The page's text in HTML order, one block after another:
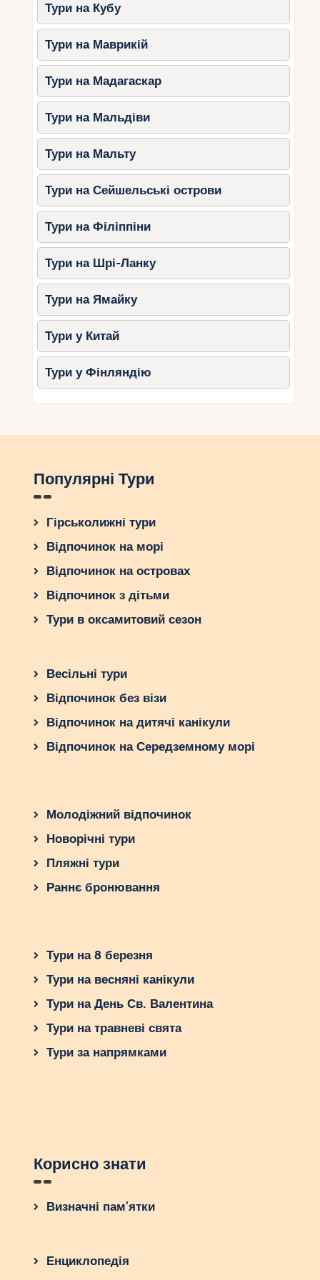
спортивними досягненнями, а й познайомитись
із багатою культурою та традиціями фінського
народу. Відкрийте собі принадність фінських
гірськолижних курортів і знайдете нові
враження!
Тури на Кубу
Тури на Маврикій
Тури на Мадагаскар
Тури на Мальдіви
Тури на Мальту
Тури на Сейшельські острови
Тури на Філіппіни
Тури на Шрі-Ланку
Тури на Ямайку
Тури у Китай
Тури у Фінляндію
Популярні Тури
Гірськолижні тури
Відпочинок на морі
Відпочинок на островах
Відпочинок з дітьми
Тури в оксамитовий сезон
Весільні тури
Відпочинок без візи
Відпочинок на дитячі канікули
Відпочинок на Середземному морі
Молодіжний відпочинок
Новорічні тури
Пляжні тури
Раннє бронювання
Тури на 8 березня
Тури на весняні канікули
Тури на День Св. Валентина
Тури на травневі свята
Тури за напрямками
Корисно знати
Визначні пам’ятки
Енциклопедія